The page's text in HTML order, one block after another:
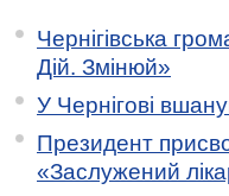
Чернігівська
Дій. Змінюй»
У Чернігові
Президент
«Заслужений